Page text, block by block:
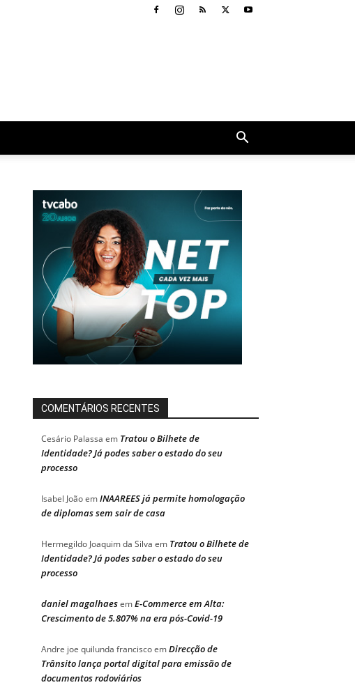
COMENTÁRIOS RECENTES
Cesário Palassa em Tratou o Bilhete de
Identidade? Já podes saber o estado do seu
processo
Isabel JoãoemINAAREES já permite homologação
de diplomas sem sair de casa
Hermegildo Joaquim da Silva em Tratou o Bilhete de
Identidade? Já podes saber o estado do seu
processo
daniel magalhaesemE-Commerce em Alta:
Crescimento de 5.807% na era pós-Covid-19
Andre joe quilunda franciscoemDirecção de
Trânsito lança portal digital para emissão de
documentos rodoviários